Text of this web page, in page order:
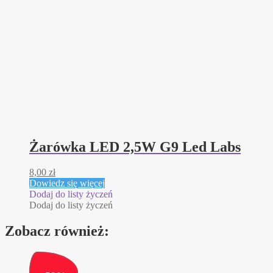
Żarówka LED 2,5W G9 Led Labs
8,00 zł
Dowiedz się więcej
Dodaj do listy życzeń
Dodaj do listy życzeń
Zobacz również: